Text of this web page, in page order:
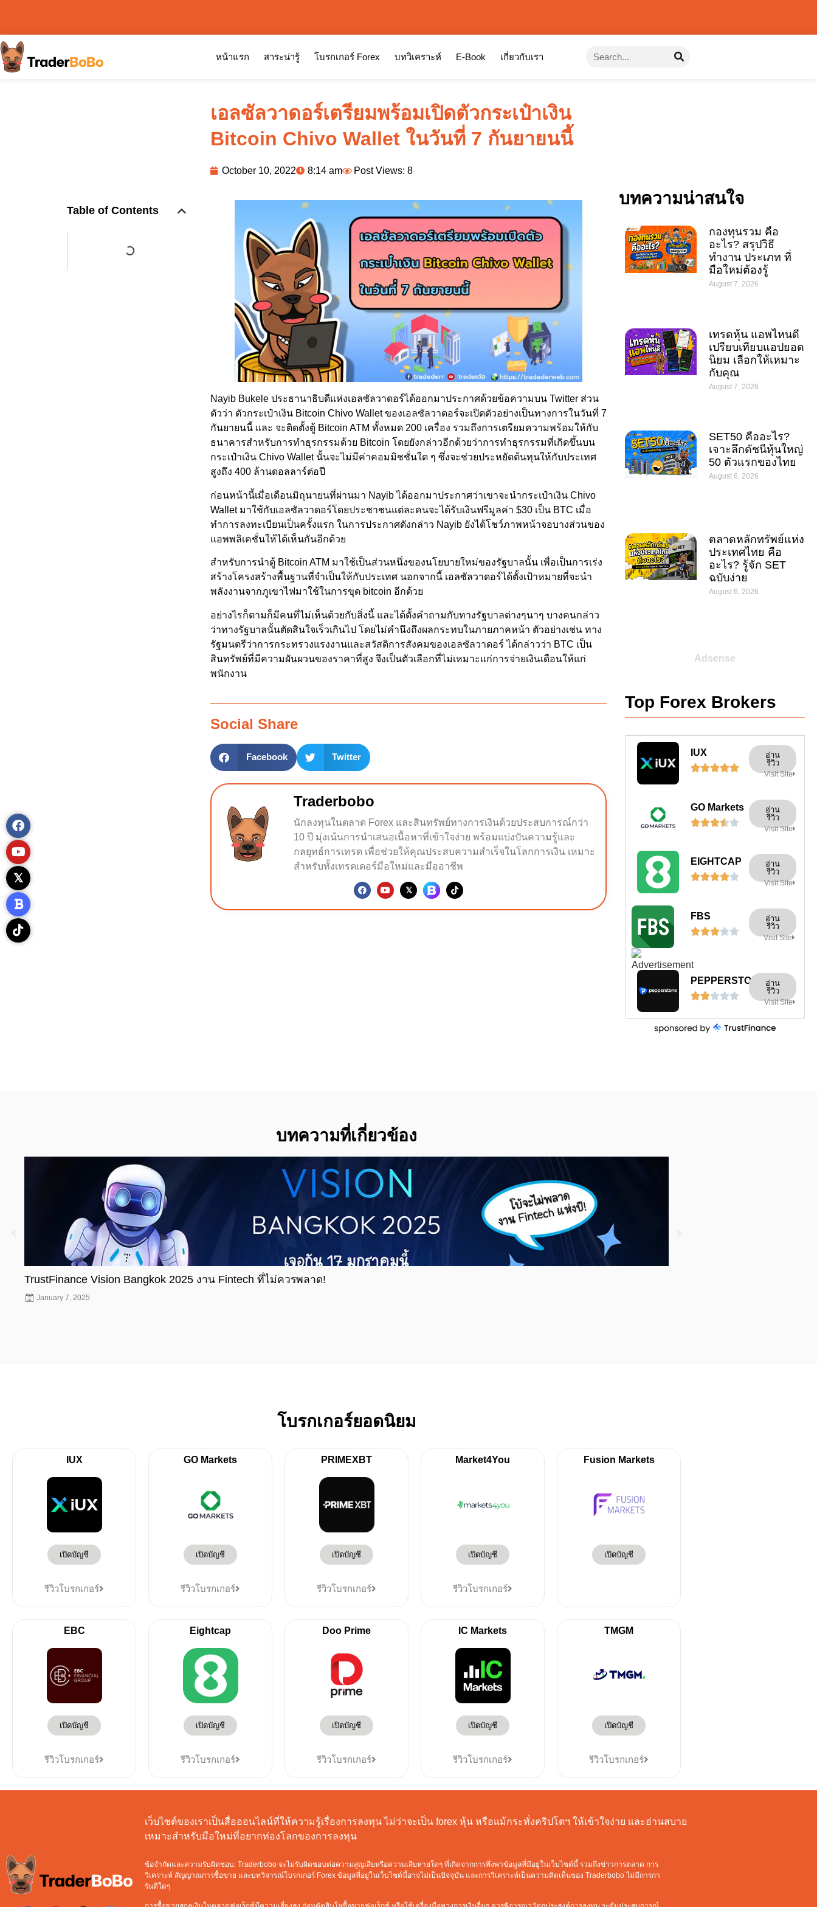
หน้าแรก สาระน่ารู้ โบรกเกอร์ Forex บทวิเคราะห์ E-Book เกี่ยวกับเรา
เอลซัลวาดอร์เตรียมพร้อมเปิดตัวกระเป๋าเงิน
Bitcoin Chivo Wallet ในวันที่ 7 กันยายนนี้
October 10, 2022 8:14 am Post Views: 8
Table of Contents
Nayib Bukele ประธานาธิบดีแห่งเอลซัลวาดอร์ได้ออกมาประกาศด้วยข้อความบน Twitter ส่วน
ตัวว่า ตัวกระเป๋าเงิน Bitcoin Chivo Wallet ของเอลซัลวาดอร์จะเปิดตัวอย่างเป็นทางการในวันที่ 7
กันยายนนี้ และ จะติดตั้งตู้ Bitcoin ATM ทั้งหมด 200 เครื่อง รวมถึงการเตรียมความพร้อมให้กับ
ธนาคารสำหรับการทำธุรกรรมด้วย Bitcoin โดยยังกล่าวอีกด้วยว่าการทำธุรกรรมที่เกิดขึ้นบน
กระเป๋าเงิน Chivo Wallet นั้นจะไม่มีค่าคอมมิชชั่นใด ๆ ซึ่งจะช่วยประหยัดต้นทุนให้กับประเทศ
สูงถึง 400 ล้านดอลลาร์ต่อปี
ก่อนหน้านี้เมื่อเดือนมิถุนายนที่ผ่านมา Nayib ได้ออกมาประกาศว่าเขาจะนำกระเป๋าเงิน Chivo
Wallet มาใช้กับเอลซัลวาดอร์โดยประชาชนแต่ละคนจะได้รับเงินฟรีมูลค่า $30 เป็น BTC เมื่อ
ทำการลงทะเบียนเป็นครั้งแรก ในการประกาศดังกล่าว Nayib ยังได้โชว์ภาพหน้าจอบางส่วนของ
แอพพลิเคชั่นให้ได้เห็นกันอีกด้วย
สำหรับการนำตู้ Bitcoin ATM มาใช้เป็นส่วนหนึ่งของนโยบายใหม่ของรัฐบาลนั้น เพื่อเป็นการเร่ง
สร้างโครงสร้างพื้นฐานที่จำเป็นให้กับประเทศ นอกจากนี้ เอลซัลวาดอร์ได้ตั้งเป้าหมายที่จะนำ
พลังงานจากภูเขาไฟมาใช้ในการขุด bitcoin อีกด้วย
อย่างไรก็ตามก็มีคนที่ไม่เห็นด้วยกับสิ่งนี้ และได้ตั้งคำถามกับทางรัฐบาลต่างๆนาๆ บางคนกล่าว
ว่าทางรัฐบาลนั้นตัดสินใจเร็วเกินไป โดยไม่คำนึงถึงผลกระทบในภายภาคหน้า ตัวอย่างเช่น ทาง
รัฐมนตรีว่าการกระทรวงแรงงานและสวัสดิการสังคมของเอลซัลวาดอร์ ได้กล่าวว่า BTC เป็น
สินทรัพย์ที่มีความผันผวนของราคาที่สูง จึงเป็นตัวเลือกที่ไม่เหมาะแก่การจ่ายเงินเดือนให้แก่
พนักงาน
Social Share
Facebook Twitter
Traderbobo
นักลงทุนในตลาด Forex และสินทรัพย์ทางการเงินด้วยประสบการณ์กว่า
10 ปี มุ่งเน้นการนำเสนอเนื้อหาที่เข้าใจง่าย พร้อมแบ่งปันความรู้และ
กลยุทธ์การเทรด เพื่อช่วยให้คุณประสบความสำเร็จในโลกการเงิน เหมาะ
สำหรับทั้งเทรดเดอร์มือใหม่และมืออาชีพ
บทความน่าสนใจ
กองทุนรวม คือ
อะไร? สรุปวิธี
ทำงาน ประเภท ที่
มือใหม่ต้องรู้
August 7, 2026
เทรดหุ้น แอพไหนดี
เปรียบเทียบแอปยอด
นิยม เลือกให้เหมาะ
กับคุณ
August 7, 2026
SET50 คืออะไร?
เจาะลึกดัชนีหุ้นใหญ่
50 ตัวแรกของไทย
August 6, 2026
ตลาดหลักทรัพย์แห่ง
ประเทศไทย คือ
อะไร? รู้จัก SET
ฉบับง่าย
August 6, 2026
Adsense
Top Forex Brokers
IUX

อ่าน
รีวิว
Visit Site
GO Markets

อ่าน
รีวิว
Visit Site
EIGHTCAP

อ่าน
รีวิว
Visit Site
FBS

อ่าน
รีวิว
Visit Site
PEPPERSTONE

อ่าน
รีวิว
Visit Site
บทความที่เกี่ยวข้อง
TrustFinance Vision Bangkok 2025 งาน Fintech ที่ไม่ควรพลาด!
January 7, 2025
โบรกเกอร์ยอดนิยม
IUX
เปิดบัญชี
รีวิวโบรกเกอร์
GO Markets
เปิดบัญชี
รีวิวโบรกเกอร์
PRIMEXBT
เปิดบัญชี
รีวิวโบรกเกอร์
Market4You
เปิดบัญชี
รีวิวโบรกเกอร์
Fusion Markets
เปิดบัญชี
EBC
เปิดบัญชี
รีวิวโบรกเกอร์
Eightcap
เปิดบัญชี
รีวิวโบรกเกอร์
Doo Prime
เปิดบัญชี
รีวิวโบรกเกอร์
IC Markets
เปิดบัญชี
รีวิวโบรกเกอร์
TMGM
เปิดบัญชี
รีวิวโบรกเกอร์
เว็บไซต์ของเราเป็นสื่อออนไลน์ที่ให้ความรู้เรื่องการลงทุน ไม่ว่าจะเป็น forex หุ้น หรือแม้กระทั่งคริปโตฯ ให้เข้าใจง่าย และอ่านสบาย
เหมาะสำหรับมือใหม่ที่อยากท่องโลกของการลงทุน
ข้อจำกัดและความรับผิดชอบ: Traderbobo จะไม่รับผิดชอบต่อความสูญเสียหรือความเสียหายใดๆ ที่เกิดจากการพึ่งพาข้อมูลที่มีอยู่ในเว็บไซต์นี้ รวมถึงข่าวการตลาด การ
วิเคราะห์ สัญญาณการซื้อขาย และบทวิจารณ์โบรกเกอร์ Forex ข้อมูลที่อยู่ในเว็บไซต์นี้อาจไม่เป็นปัจจุบัน และการวิเคราะห์เป็นความคิดเห็นของ Traderbobo ไม่มีการกา
รันตีใดๆ